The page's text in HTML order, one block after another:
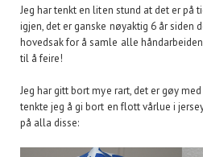
Jeg har tenkt en liten stund at det er på
igjen, det er ganske nøyaktig 6 år siden
hovedsak for å samle alle
til å feire!
Jeg har gitt bort mye rart, det er gøy
tenkte jeg å gi bort en flott vårlue i
på alla disse: